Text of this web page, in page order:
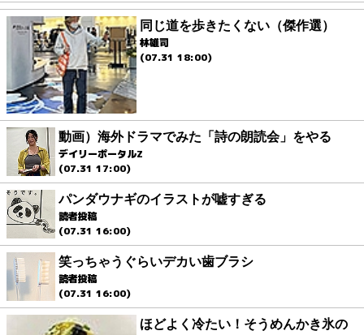
同じ道を歩きたくない（傑作選）
林雄司
(07.31 18:00)
動画）海外ドラマでみた「詩の朗読会」をやる
デイリーポータルZ
(07.31 17:00)
パンダウナギのイラストが嘘すぎる
読者投稿
(07.31 16:00)
笑っちゃうぐらいデカい歯ブラシ
読者投稿
(07.31 16:00)
ほどよく冷たい！そうめんかき氷の